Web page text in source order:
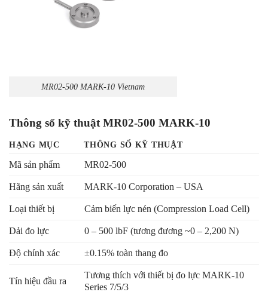
MR02-500 MARK-10 Vietnam
Thông số kỹ thuật MR02-500 MARK-10
HẠNG MỤC THÔNG SỐ KỸ THUẬT
Mã sản phẩm MR02-500
Hãng sản xuất MARK-10 Corporation – USA
Loại thiết bị Cảm biến lực nén (Compression Load Cell)
Dải đo lực 0 – 500 lbF (tương đương ~0 – 2,200 N)
Độ chính xác ±0.15% toàn thang đo
Tín hiệu đầu ra
Tương thích với thiết bị đo lực MARK-10
Series 7/5/3